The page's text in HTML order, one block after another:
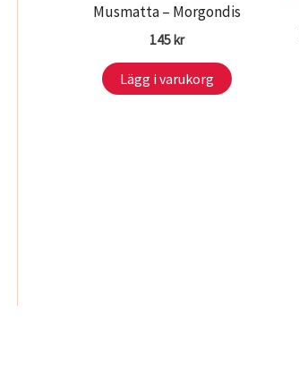
Musmatta – Morgondis
145 kr
Lägg i varukorg